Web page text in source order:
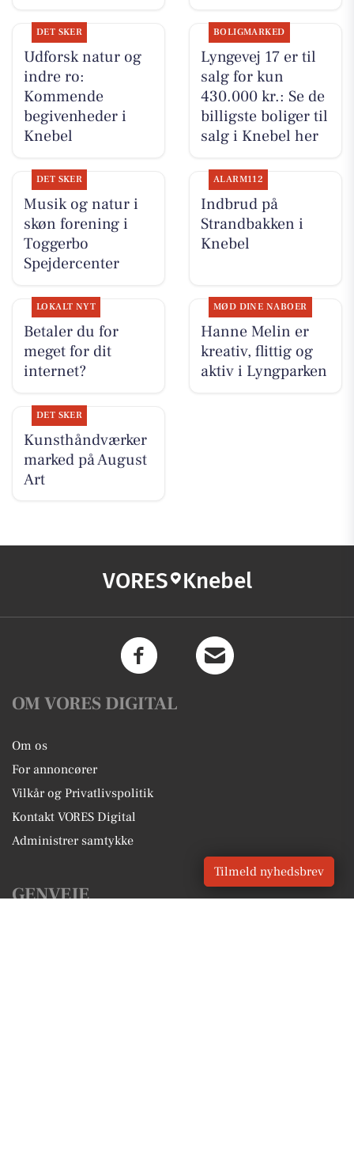
DET SKER
Udforsk natur og
indre ro:
Kommende
begivenheder i
Knebel
BOLIGMARKED
Lyngevej 17 er til
salg for kun
430.000 kr.: Se de
billigste boliger til
salg i Knebel her
DET SKER
Musik og natur i
skøn forening i
Toggerbo
Spejdercenter
ALARM112
Indbrud på
Strandbakken i
Knebel
LOKALT NYT
Betaler du for
meget for dit
internet?
MØD DINE NABOER
Hanne Melin er
kreativ, flittig og
aktiv i Lyngparken
DET SKER
Kunsthåndværker
marked på August
Art
VORES Knebel
OM VORES DIGITAL
Om os
For annoncører
Vilkår og Privatlivspolitik
Kontakt VORES Digital
Administrer samtykke
GENVEJE
Tilmeld nyhedsbrev